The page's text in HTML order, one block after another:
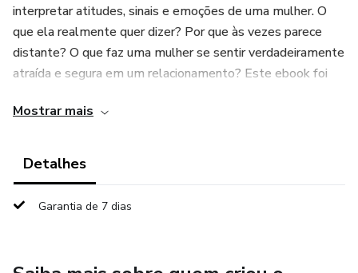
interpretar atitudes, sinais e emoções de uma mulher. O
que ela realmente quer dizer? Por que às vezes parece
distante? O que faz uma mulher se sentir verdadeiramente
atraída e segura em um relacionamento? Este ebook foi
princípios psicológicos e comportamentais que influenciam
conectam com um parceiro. O conteúdo foi estruturado de
Mostrar mais
Detalhes
Garantia de 7 dias